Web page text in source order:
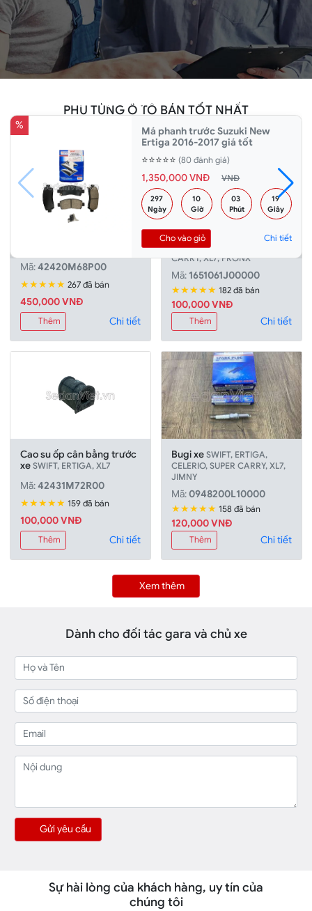
Phụ tùng đang có ưu đãi hấp dẫn
%
Má phanh trước Suzuki New
Ertiga 2016-2017 giá tốt
⭐⭐⭐⭐⭐(80 đánh giá)
1,350,000 VNĐ VNĐ
297
Ngày
10
Giờ
03
Phút
18
Giây
Cho vào giỏ Chi tiết
PHỤ TÙNG Ô TÔ BÁN TỐT NHẤT
Mã:42420M68P00
★★★★★ 267 đã bán
450,000 VNÐ
Thêm Chi tiết
Lọc dầu động cơ xe
SWIFT,
ERTIGA, APV, VITARA, SUPER
CARRY, XL7, FRONX
Mã: 1651061J00000
★★★★★ 182 đã bán
100,000 VNÐ
Thêm Chi tiết
Cao su ốp cân bằng trước
xeSWIFT, ERTIGA, XL7
Mã:42431M72R00
★★★★★ 159 đã bán
100,000 VNÐ
Thêm Chi tiết
Bugi xeSWIFT, ERTIGA,
CELERIO, SUPER CARRY, XL7,
JIMNY
Mã:0948200L10000
★★★★★ 158 đã bán
120,000 VNÐ
Thêm Chi tiết
Xem thêm
Dành cho đối tác gara và chủ xe
Gửi yêu cầu
Sự hài lòng của khách hàng, uy tín của
chúng tôi